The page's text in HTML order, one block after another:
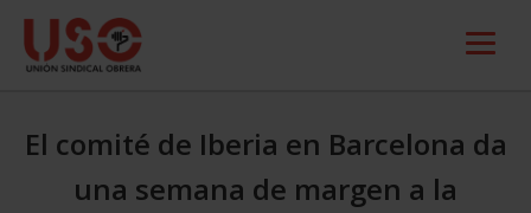
El comité de Iberia en Barcelona da
una semana de margen a la